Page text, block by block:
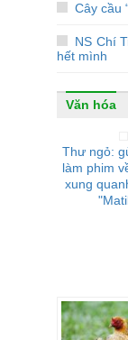
Cây cầu
NS Chí
hết mình
Văn hóa
Thư ngỏ:
làm phim
xung